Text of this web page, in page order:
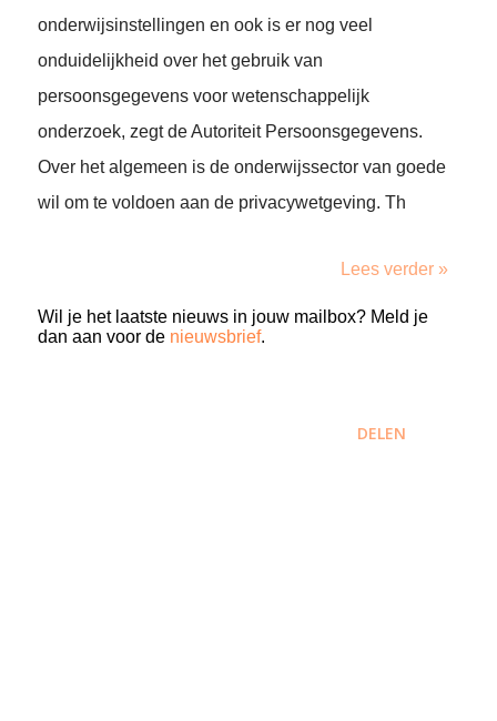
onderwijsinstellingen en ook is er nog veel
onduidelijkheid over het gebruik van
persoonsgegevens voor wetenschappelijk
onderzoek, zegt de Autoriteit Persoonsgegevens.
Over het algemeen is de onderwijssector van goede
wil om te voldoen aan de privacywetgeving. Th
Lees verder »
Wil je het laatste nieuws in jouw mailbox? Meld je
dan aan voor de nieuwsbrief.
DELEN